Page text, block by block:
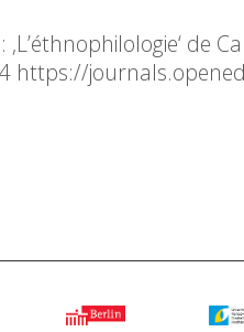
de
https://